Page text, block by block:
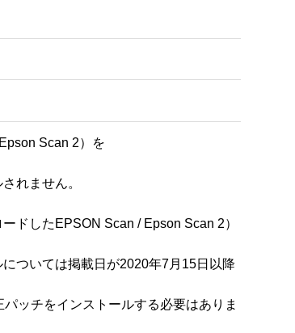
Scan 2）を
れません。
ドしたEPSON Scan / Epson Scan 2）
ついては掲載日が2020年7月15日以降
ッチをインストールする必要はありま